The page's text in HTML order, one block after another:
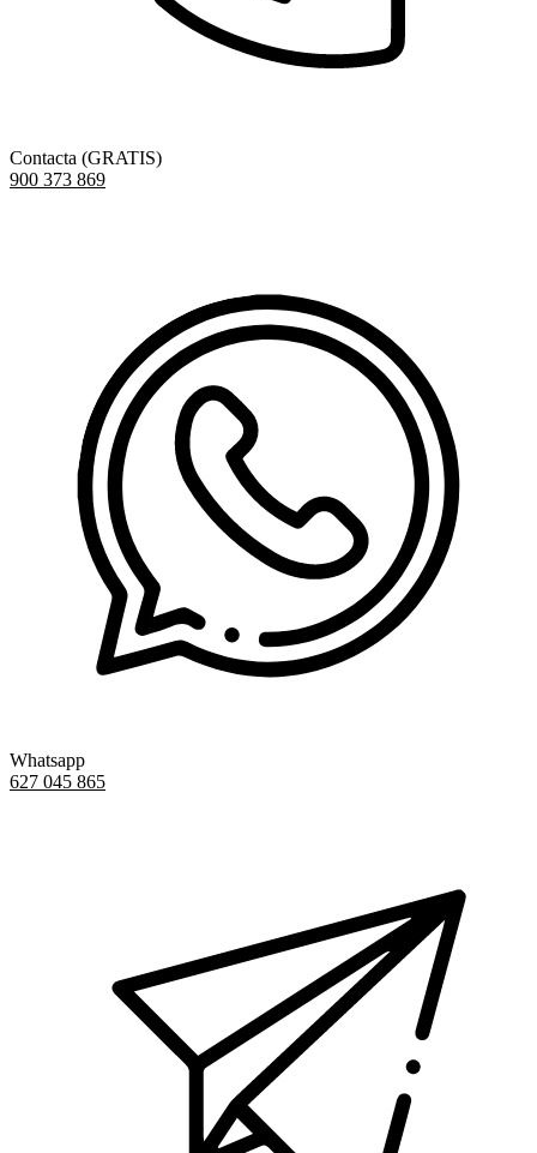
Contacta (GRATIS)
900 373 869
Whatsapp
627 045 865